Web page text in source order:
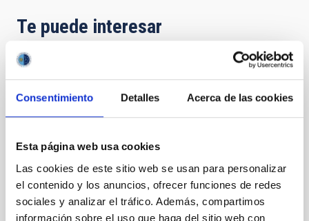
Consentimiento Detalles Acerca de las cookies
Esta página web usa cookies
Las cookies de este sitio web se usan para personalizar
el contenido y los anuncios, ofrecer funciones de redes
sociales y analizar el tráfico. Además, compartimos
información sobre el uso que haga del sitio web con
Te puede interesar
Exoplanetas y Astrobiología
La búsqueda de vida en el Universo se ha visto
impulsada por los recientes descubrimientos de
exoplanetas), convirtiéndose en uno de los campos
últimos años los descubrimientos cada vez más
numerosos de nuevos exoplanetas y los últimos
avances